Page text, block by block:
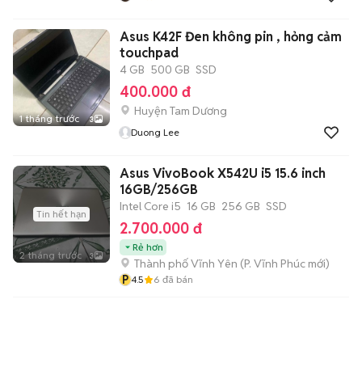
1 tháng trước 3
Asus K42F Đen không pin , hỏng cảm
touchpad
4 GB 500 GB SSD
400.000 đ
Huyện Tam Dương
Duong Lee
Tin hết hạn
2 tháng trước 3
Asus VivoBook X542U i5 15.6 inch
16GB/256GB
Intel Core i5 16 GB 256 GB SSD
2.700.000 đ
Rẻ hơn
Thành phố Vĩnh Yên (P. Vĩnh Phúc mới)
P 4.5 6 đã bán